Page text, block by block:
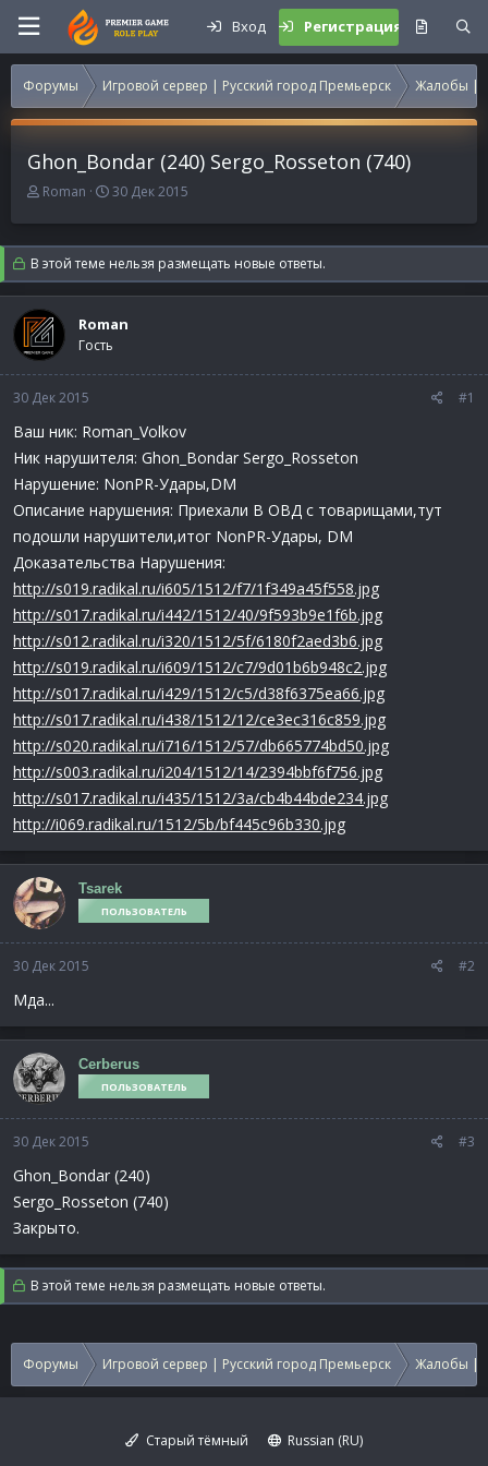
Вход Регистрация
Форумы Игровой сервер | Русский город Премьерск Жалобы |
Ghon_Bondar (240) Sergo_Rosseton (740)
А
т
о
р
т
е
м
ы
Roman
Д
т
а
н
а
а
л
30 Дек 2015
В этой теме нельзя размещать новые ответы.
Roman
Гость
30 Дек 2015 #1
Ваш ник: Roman_Volkov
Ник нарушителя: Ghon_Bondar Sergo_Rosseton
Нарушение: NonPR-Удары,DM
Описание нарушения: Приехали В ОВД с товарищами,тут
подошли нарушители,итог NonPR-Удары, DM
Доказательства Нарушения:
http://s019.radikal.ru/i605/1512/f7/1f349a45f558.jpg
http://s017.radikal.ru/i442/1512/40/9f593b9e1f6b.jpg
http://s012.radikal.ru/i320/1512/5f/6180f2aed3b6.jpg
http://s019.radikal.ru/i609/1512/c7/9d01b6b948c2.jpg
http://s017.radikal.ru/i429/1512/c5/d38f6375ea66.jpg
http://s017.radikal.ru/i438/1512/12/ce3ec316c859.jpg
http://s020.radikal.ru/i716/1512/57/db665774bd50.jpg
http://s003.radikal.ru/i204/1512/14/2394bbf6f756.jpg
http://s017.radikal.ru/i435/1512/3a/cb4b44bde234.jpg
http://i069.radikal.ru/1512/5b/bf445c96b330.jpg
Tsarek
ПОЛЬЗОВАТЕЛЬ
30 Дек 2015 #2
Мда...
Cerberus
ПОЛЬЗОВАТЕЛЬ
30 Дек 2015 #3
Ghon_Bondar (240)
Sergo_Rosseton (740)
Закрыто.
В этой теме нельзя размещать новые ответы.
Форумы Игровой сервер | Русский город Премьерск Жалобы |
Старый тёмный
Russian (RU)